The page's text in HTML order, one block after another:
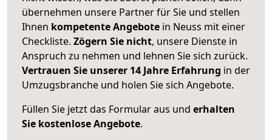
übernehmen unsere Partner für Sie und stellen
Ihnen kompetente Angebote in Neuss mit einer
Checkliste. Zögern Sie nicht, unsere Dienste in
Anspruch zu nehmen und lehnen Sie sich zurück.
Vertrauen Sie unserer 14 Jahre Erfahrung in der
Umzugsbranche und holen Sie sich Angebote.
Füllen Sie jetzt das Formular aus und erhalten
Sie kostenlose Angebote.